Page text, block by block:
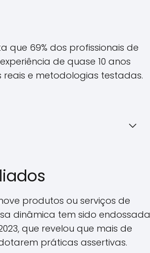
que 69% dos profissionais de
de quase 10 anos
e metodologias testadas.
produtos ou serviços de
dinâmica tem sido endossada
que revelou que mais de
práticas assertivas.